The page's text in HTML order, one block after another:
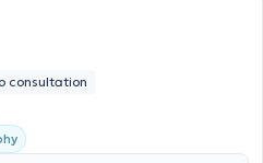
consultation